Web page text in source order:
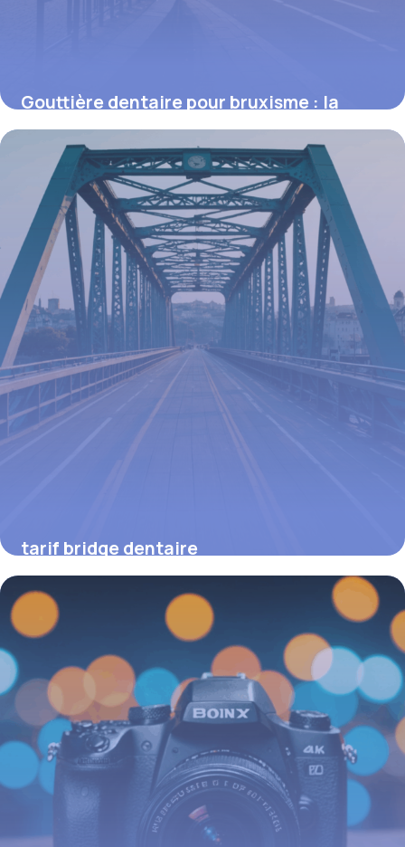
Gouttière dentaire pour bruxisme : la
solution efficace contre le grincement
nocturne
16 juin 2026
tarif bridge dentaire
16 juin 2026